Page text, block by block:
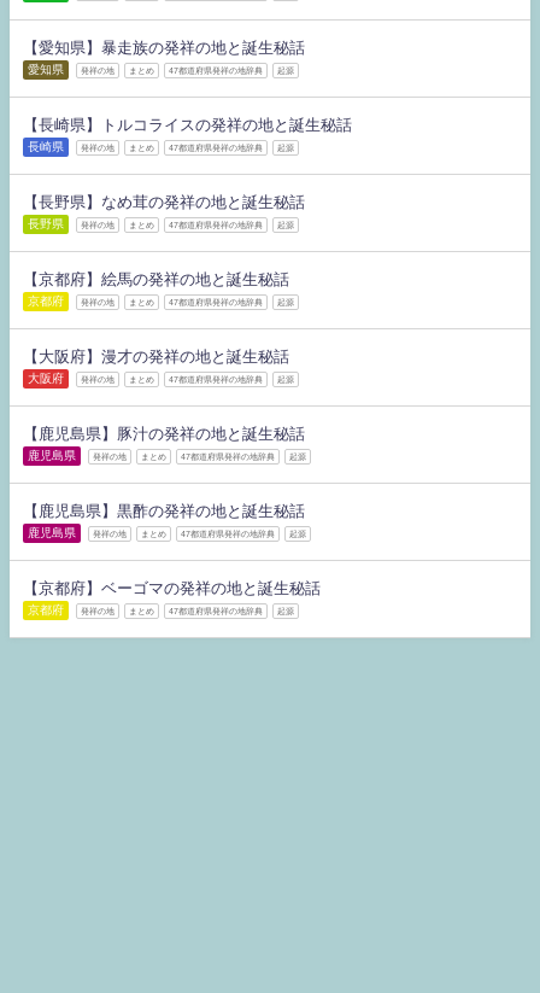
【愛知県】暴走族の発祥の地と誕生秘話
愛知県 発祥の地 まとめ 47都道府県発祥の地辞典 起源
【長崎県】トルコライスの発祥の地と誕生秘話
長崎県 発祥の地 まとめ 47都道府県発祥の地辞典 起源
【長野県】なめ茸の発祥の地と誕生秘話
長野県 発祥の地 まとめ 47都道府県発祥の地辞典 起源
【京都府】絵馬の発祥の地と誕生秘話
京都府 発祥の地 まとめ 47都道府県発祥の地辞典 起源
【大阪府】漫才の発祥の地と誕生秘話
大阪府 発祥の地 まとめ 47都道府県発祥の地辞典 起源
【鹿児島県】豚汁の発祥の地と誕生秘話
鹿児島県 発祥の地 まとめ 47都道府県発祥の地辞典 起源
【鹿児島県】黒酢の発祥の地と誕生秘話
鹿児島県 発祥の地 まとめ 47都道府県発祥の地辞典 起源
【京都府】ベーゴマの発祥の地と誕生秘話
京都府 発祥の地 まとめ 47都道府県発祥の地辞典 起源